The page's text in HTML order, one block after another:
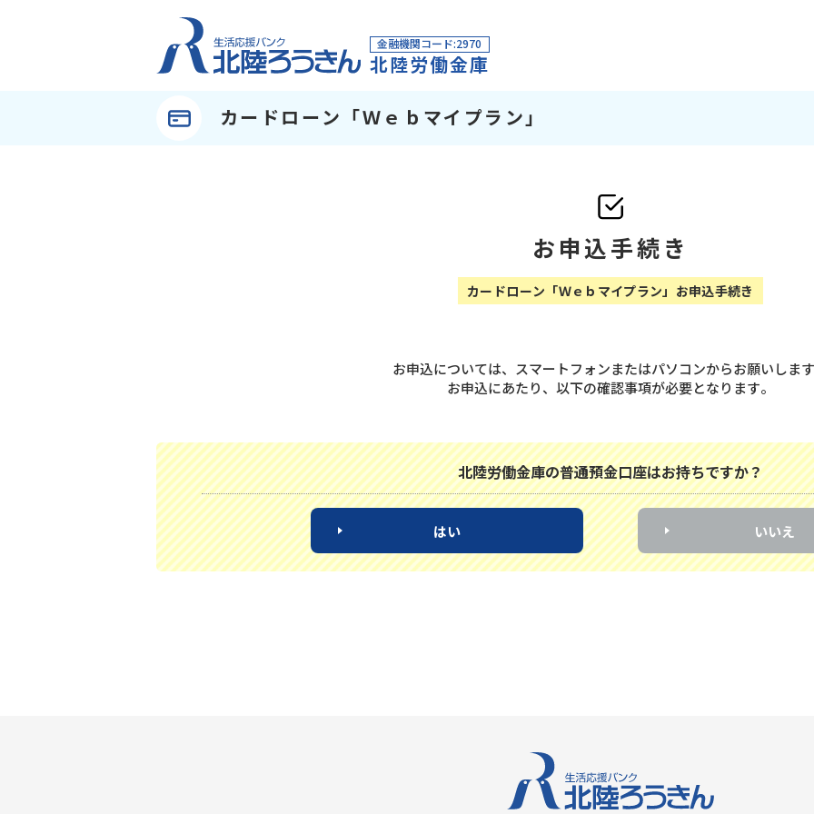
金融機関コード:2970
北陸労働金庫
カードローン「Ｗｅｂマイプラン」
お申込手続き
カードローン「Ｗｅｂマイプラン」お申込手続き
お申込については、スマートフォンまたはパソコンからお願いします
お申込にあたり、以下の確認事項が必要となります。
北陸労働金庫の普通預金口座はお持ちですか？
はい いいえ